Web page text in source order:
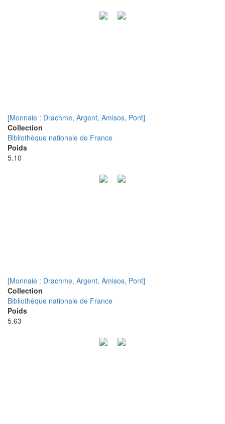
[Monnaie : Drachme, Argent, Amisos, Pont]
Collection
Bibliothèque nationale de France
Poids
5.10
[Monnaie : Drachme, Argent, Amisos, Pont]
Collection
Bibliothèque nationale de France
Poids
5.63